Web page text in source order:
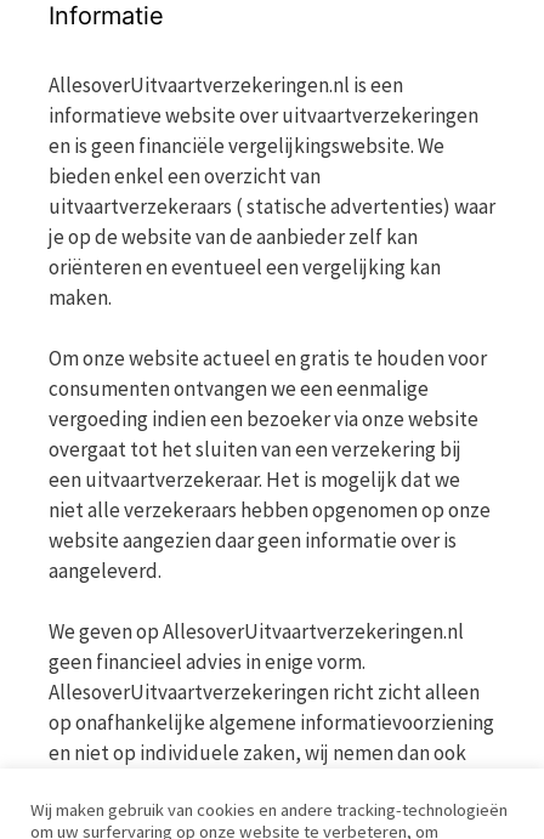
Informatie
AllesoverUitvaartverzekeringen.nl is een
informatieve website over uitvaartverzekeringen
en is geen financiële vergelijkingswebsite. We
bieden enkel een overzicht van
uitvaartverzekeraars ( statische advertenties) waar
je op de website van de aanbieder zelf kan
oriënteren en eventueel een vergelijking kan
maken.
Om onze website actueel en gratis te houden voor
consumenten ontvangen we een eenmalige
vergoeding indien een bezoeker via onze website
overgaat tot het sluiten van een verzekering bij
een uitvaartverzekeraar. Het is mogelijk dat we
niet alle verzekeraars hebben opgenomen op onze
website aangezien daar geen informatie over is
aangeleverd.
We geven op AllesoverUitvaartverzekeringen.nl
geen financieel advies in enige vorm.
AllesoverUitvaartverzekeringen richt zicht alleen
op onafhankelijke algemene informatievoorziening
en niet op individuele zaken, wij nemen dan ook
voor meer informatie op de website van de AFM
Wij maken gebruik van cookies en andere tracking-technologieën
om uw surfervaring op onze website te verbeteren, om